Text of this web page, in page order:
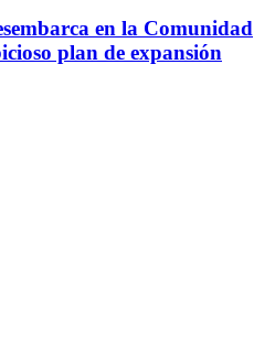
en la Comunidad
plan de expansión